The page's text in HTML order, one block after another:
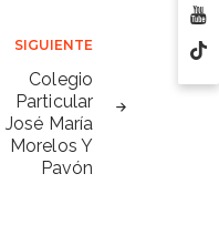
SIGUIENTE
Colegio
Particular
José María
Morelos Y
Pavón